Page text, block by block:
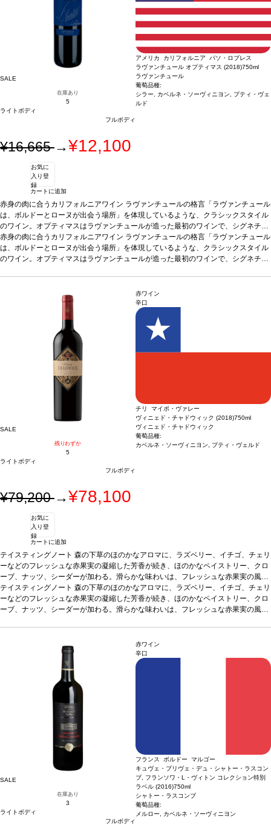
の場合、在庫があり価格が同様の場合は自動的に次のヴィンテージに変更されま
す、ご了承ください。
SALE
在庫あり
5
ライトボディ
フルボディ
アメリカ カリフォルニア パソ・ロブレス
ラヴァンチュール オプティマス (2018)750ml
ラヴァンチュール
葡萄品種:
シラー, カベルネ・ソーヴィニヨン, プティ・ヴェ
ルド
¥16,665→¥12,100
お気に
入り登
録
カートに追加
赤身の肉に合うカリフォルニアワイン ラヴァンチュールの格言「ラヴァンチュール
は、ボルドーとローヌが出会う場所」を体現しているような、クラシックスタイル
のワイン。オプティマスはラヴァンチュールが造った最初のワインで、シグネチャ
ーブレンドとして知られている。若いうちから飲めて、価格も手ごろ。ラヴァンチ
ュールワインのラインアップへの、完璧な導入となるワインです。テイスティング
ノート深みのある紫色。クレーム・ド・カシス、ブラックリコリス、タバコ、チョ
知るための最適なエントリーワイン。10年以上は美味しく飲める一本 by ジェブ・
ローストビーフ、ラム、家きん、スパイスの効いた料理
シラー 56%、カベルネ・ソーヴィニヨン 32%、プティ・ヴェルド 12% ※ラヴ
ァンチュールの畑で栽培した葡萄100%使用
赤身の肉に合うカリフォルニアワイン ラヴァンチュールの格言「ラヴァンチュール
は、ボルドーとローヌが出会う場所」を体現しているような、クラシックスタイル
のワイン。オプティマスはラヴァンチュールが造った最初のワインで、シグネチャ
深みのある紫色。クレーム・ド・カシス、ブラックリコリス、タバコ、チョ
コレートの美しい含みを示し、石と土のミネラルも感じられる。リッチなミディア
ムからフルボディ、美しくピュアで滑らかなタンニンを持つ。ラヴァンチュールを
知るための最適なエントリーワイン。10年以上は美味しく飲める一本 by ジェブ・
合う料理ローストビーフ、ラム、家きん、スパイスの効いた料理
シラー 56%、カベルネ・ソーヴィニヨン 32%、プティ・ヴェルド 12% ※ラヴ
ァンチュールの畑で栽培した葡萄100%使用
SALE
残りわずか
5
ライトボディ
フルボディ
赤ワイン
辛口
チリ マイポ・ヴァレー
ヴィニェド・チャドウィック (2018)750ml
ヴィニェド・チャドウィック
葡萄品種:
カベルネ・ソーヴィニヨン, プティ・ヴェルド
¥79,200→¥78,100
お気に
入り登
録
カートに追加
テイスティングノート 森の下草のほのかなアロマに、ラズベリー、イチゴ、チェリ
ーなどのフレッシュな赤果実の凝縮した芳香が続き、ほのかなペイストリー、クロ
ーブ、ナッツ、シーダーが加わる。滑らかな味わいは、フレッシュな赤果実の風味
が支配し、微かなタバコやカシスを含む。複雑な風味はピュアで輪郭を描き、きめ
細かなタンニンは直線的で継ぎ目のないテクスチャーを提供する。見事なエレガン
スと力強さを備えていて、この先何年も愉しめる逸品。合う料理モン・サン・ミ
テイスティングノート 森の下草のほのかなアロマに、ラズベリー、イチゴ、チェリ
ーなどのフレッシュな赤果実の凝縮した芳香が続き、ほのかなペイストリー、クロ
ーブ、ナッツ、シーダーが加わる。滑らかな味わいは、フレッシュな赤果実の風味
スと力強さを備えていて、この先何年も愉しめる逸品。
ッシェルの仔羊、フィレ・ステーキ
葡萄品種
3%プティ・ヴェルド
SALE
在庫あり
3
ライトボディ
フルボディ
赤ワイン
辛口
フランス ボルドー マルゴー
キュヴェ・プリヴェ・デュ・シャトー・ラスコン
ブ, フランソワ・L・ヴィトン コレクション特別
ラベル (2016)750ml
シャトー・ラスコンブ
葡萄品種:
メルロー, カベルネ・ソーヴィニヨン